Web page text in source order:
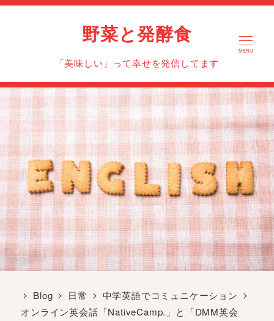
野菜と発酵食
「美味しい」って幸せを発信してます
MENU
Blog 日常
中学英語でコミュニケーション
オンライン英会話「NativeCamp.」と「DMM英会